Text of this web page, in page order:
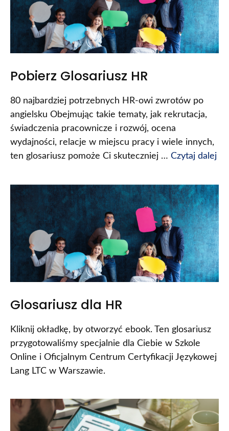
Pobierz Glosariusz HR
80 najbardziej potrzebnych HR-owi zwrotów po
angielsku Obejmując takie tematy, jak rekrutacja,
świadczenia pracownicze i rozwój, ocena
wydajności, relacje w miejscu pracy i wiele innych,
ten glosariusz pomoże Ci skuteczniej … Czytaj dalej
Glosariusz dla HR
Kliknij okładkę, by otworzyć ebook. Ten glosariusz
przygotowaliśmy specjalnie dla Ciebie w Szkole
Online i Oficjalnym Centrum Certyfikacji Językowej
Lang LTC w Warszawie.